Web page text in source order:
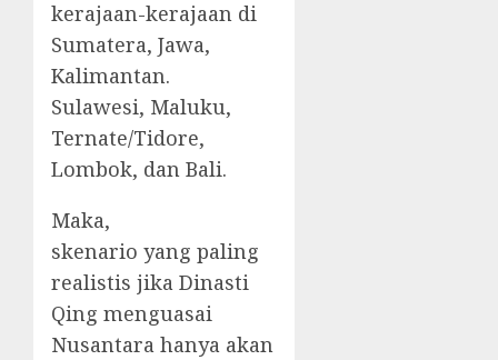
kerajaan-kerajaan di
Sumatera, Jawa,
Kalimantan.
Sulawesi, Maluku,
Ternate/Tidore,
Lombok, dan Bali.
Maka,
skenario yang paling
realistis jika Dinasti
Qing menguasai
Nusantara hanya akan